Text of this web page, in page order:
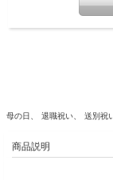
母の日
退職祝い 送別祝
商品説明